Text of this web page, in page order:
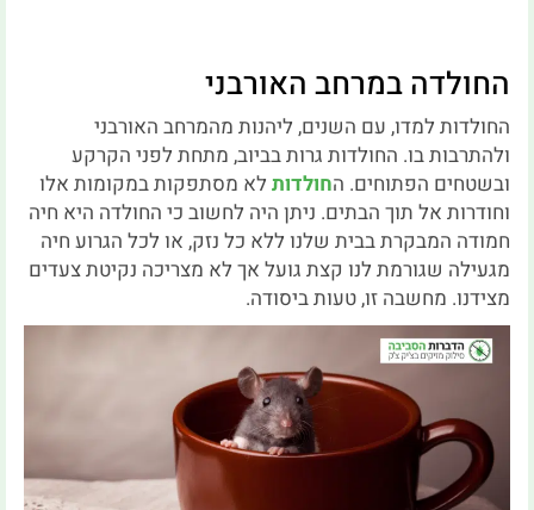
החולדה במרחב האורבני
החולדות למדו, עם השנים, ליהנות מהמרחב האורבני
ולהתרבות בו. החולדות גרות בביוב, מתחת לפני הקרקע
ובשטחים הפתוחים. החולדות לא מסתפקות במקומות אלו
וחודרות אל תוך הבתים. ניתן היה לחשוב כי החולדה היא חיה
חמודה המבקרת בבית שלנו ללא כל נזק, או לכל הגרוע חיה
מגעילה שגורמת לנו קצת גועל אך לא מצריכה נקיטת צעדים
מצידנו. מחשבה זו, טעות ביסודה.